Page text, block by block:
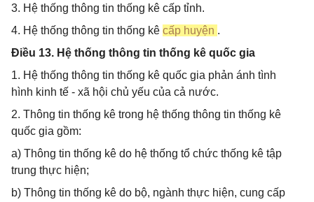
3. Hệ thống thông tin thống kê cấp tỉnh.
4. Hệ thống thông tin thống kê cấp huyện .
Điều 13. Hệ thống thông tin thống kê quốc gia
1. Hệ thống thông tin thống kê quốc gia phản ánh tình
hình kinh tế - xã hội chủ yếu của cả nước.
2. Thông tin thống kê trong hệ thống thông tin thống kê
quốc gia gồm:
a) Thông tin thống kê do hệ thống tổ chức thống kê tập
trung thực hiện;
b) Thông tin thống kê do bộ, ngành thực hiện, cung cấp